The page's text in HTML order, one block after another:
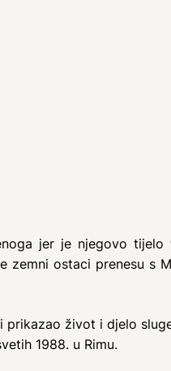
jer je njegovo tijelo
zemni ostaci prenesu s
prikazao život i djelo
1988. u Rimu.